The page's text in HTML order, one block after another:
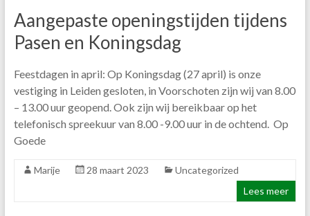
Aangepaste openingstijden tijdens
Pasen en Koningsdag
Feestdagen in april: Op Koningsdag (27 april) is onze
vestiging in Leiden gesloten, in Voorschoten zijn wij van 8.00
– 13.00 uur geopend. Ook zijn wij bereikbaar op het
telefonisch spreekuur van 8.00 -9.00 uur in de ochtend. Op
Goede
Marije 28 maart 2023
Uncategorized
Lees meer